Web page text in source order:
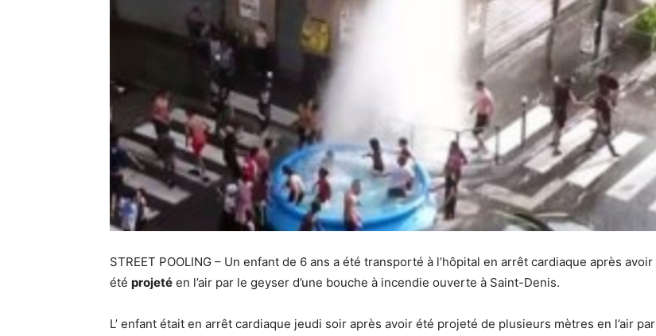
STREET POOLING – Un enfant de 6 ans a été transporté à l’hôpital en arrêt cardiaque après avoir
été projeté en l’air par le geyser d’une bouche à incendie ouverte à Saint-Denis.
L’ enfant était en arrêt cardiaque jeudi soir après avoir été projeté de plusieurs mètres en l’air par